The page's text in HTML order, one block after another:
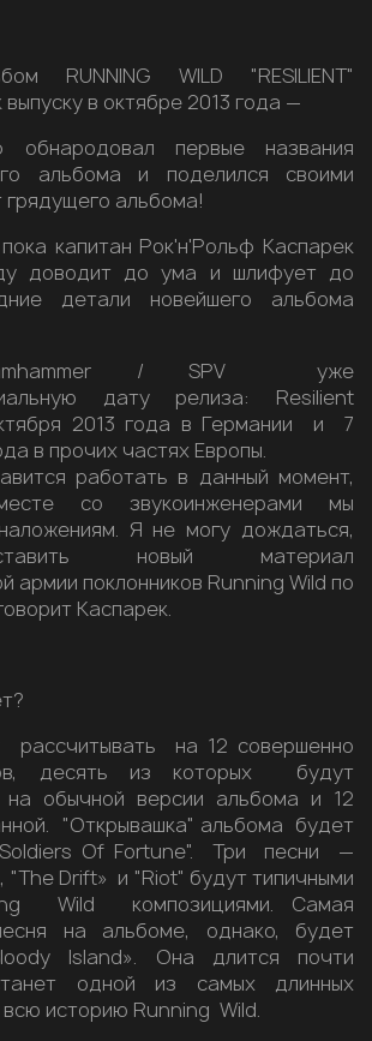
RUNNING WILD "RESILIENT"
в октябре 2013 года —
обнародовал первые названия
альбома и поделился своими
альбома!
капитан Рок'н'Рольф Каспарек
доводит до ума и шлифует до
детали новейшего альбома
/ SPV уже
дату релиза: Resilient
2013 года в Германии и 7
в прочих частях Европы.
работать в данный момент,
со звукоинженерами мы
Я не могу дождаться,
новый материал
армии поклонников Running Wild по
Каспарек.
на 12 совершенно
десять из которых будут
на обычной версии альбома и 12
"Открывашка" альбома будет
Of Fortune". Три песни —
"The Drift» и "Riot" будут типичными
Wild композициями. Самая
на альбоме, однако, будет
Island». Она длится почти
одной из самых длинных
историю Running Wild.